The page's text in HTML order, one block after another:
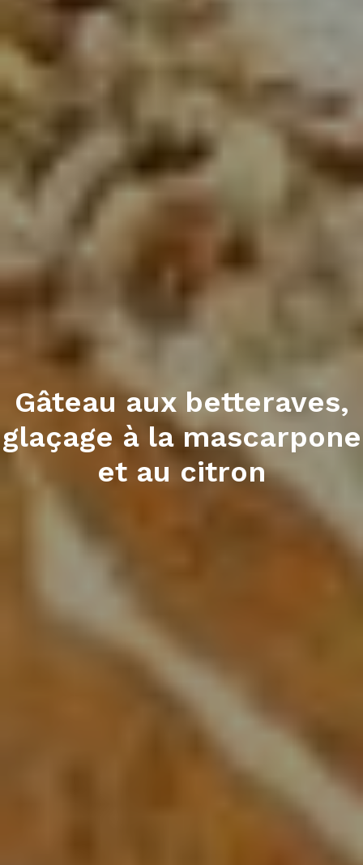
Gâteau aux betteraves,
glaçage à la mascarpone
et au citron